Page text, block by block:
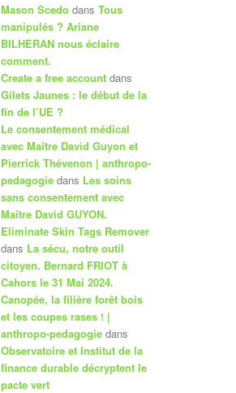
Mason Scedo dans Tous
manipulés ? Ariane
BILHERAN nous éclaire
comment.
Create a free account dans
Gilets Jaunes : le début de la
fin de l’UE ?
Le consentement médical
avec Maître David Guyon et
Pierrick Thévenon | anthropo-
pedagogie dans Les soins
sans consentement avec
Maître David GUYON.
Eliminate Skin Tags Remover
dans La sécu, notre outil
citoyen. Bernard FRIOT à
Cahors le 31 Mai 2024.
Canopée, la filière forêt bois
et les coupes rases ! |
anthropo-pedagogie dans
Observatoire et Institut de la
finance durable décryptent le
pacte vert